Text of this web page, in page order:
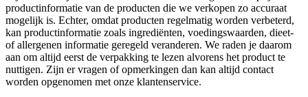
productinformatie van de producten die we verkopen zo accuraat
mogelijk is. Echter, omdat producten regelmatig worden verbeterd,
kan productinformatie zoals ingrediënten, voedingswaarden, dieet-
of allergenen informatie geregeld veranderen. We raden je daarom
aan om altijd eerst de verpakking te lezen alvorens het product te
nuttigen. Zijn er vragen of opmerkingen dan kan altijd contact
worden opgenomen met onze klantenservice.